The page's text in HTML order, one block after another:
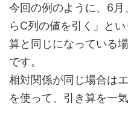
今回の例のように、6
らC列の値を引く」と
算と同じになっている
です。
相対関係が同じ場合は
を使って、引き算を一